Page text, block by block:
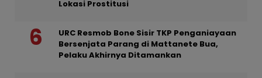
Lokasi Prostitusi
URC Resmob Bone Sisir TKP Penganiayaan
Bersenjata Parang di Mattanete Bua,
Pelaku Akhirnya Ditamankan